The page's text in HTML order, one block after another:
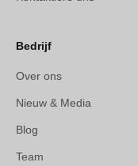
Bedrijf
Over ons
Nieuw & Media
Blog
Team